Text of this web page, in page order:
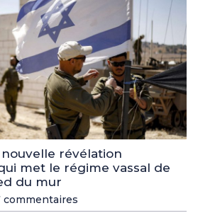
nouvelle révélation
met le régime vassal de
du mur
commentaires